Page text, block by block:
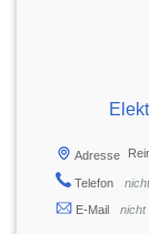
Adresse
Telefon
E-Mail
nicht